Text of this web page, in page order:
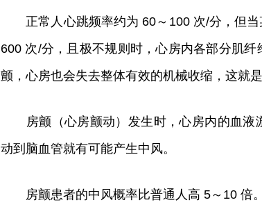
正常人心跳频率约为 60～100 次/分，但当
600 次/分，且极不规则时，心房内各部分肌
颤，心房也会失去整体有效的机械收缩，这就是
房颤（心房颤动）发生时，心房内的血液
动到脑血管就有可能产生中风。
房颤患者的中风概率比普通人高 5～10 倍。